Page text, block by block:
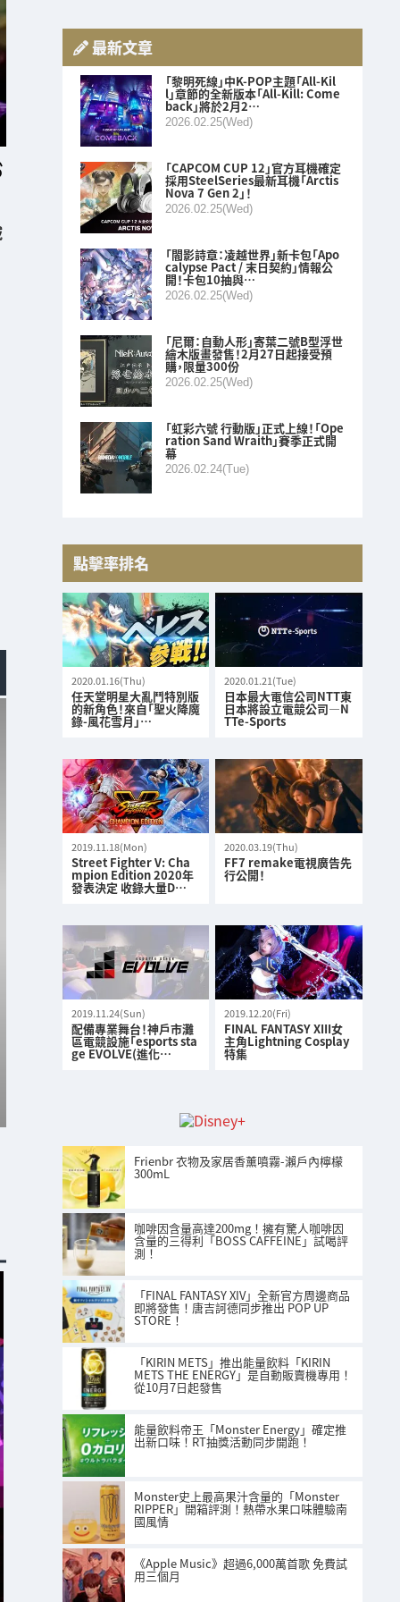
最新文章
「黎明死線」中K-POP主題「All-Kil
l」章節的全新版本「All-Kill: Come
back」將於2月2…
2026.02.25(Wed)
「CAPCOM CUP 12」官方耳機確定
採用SteelSeries最新耳機「Arctis
Nova 7 Gen 2」！
2026.02.25(Wed)
「闇影詩章：凌越世界」新卡包「Apo
calypse Pact / 末日契約」情報公
開！卡包10抽與…
2026.02.25(Wed)
「尼爾：自動人形」寄葉二號B型浮世
繪木版畫發售！2月27日起接受預
購，限量300份
2026.02.25(Wed)
「虹彩六號 行動版」正式上線！「Ope
ration Sand Wraith」賽季正式開
幕
2026.02.24(Tue)
點擊率排名
2020.01.16(Thu)
任天堂明星大亂鬥特別版
的新角色！來自「聖火降魔
錄-風花雪月」…
2020.01.21(Tue)
日本最大電信公司NTT東
日本將設立電競公司—N
TTe-Sports
2019.11.18(Mon)
Street Fighter V: Cha
mpion Edition 2020年
發表決定 收錄大量D…
2020.03.19(Thu)
FF7 remake電視廣告先
行公開！
2019.11.24(Sun)
配備專業舞台！神戶市灘
區電競設施「esports sta
ge EVOLVE(進化…
2019.12.20(Fri)
FINAL FANTASY XIII女
主角Lightning Cosplay
特集
Frienbr 衣物及家居香薰噴霧-瀨戶內檸檬
300mL
咖啡因含量高達200mg！擁有驚人咖啡因
含量的三得利「BOSS CAFFEINE」試喝評
測！
「FINAL FANTASY XIV」全新官方周邊商品
即將發售！唐吉訶德同步推出 POP UP
STORE！
「KIRIN METS」推出能量飲料「KIRIN
METS THE ENERGY」是自動販賣機專用！
從10月7日起發售
能量飲料帝王「Monster Energy」確定推
出新口味！RT抽獎活動同步開跑！
Monster史上最高果汁含量的「Monster
RIPPER」開箱評測！熱帶水果口味體驗南
國風情
《Apple Music》超過6,000萬首歌 免費試
用三個月